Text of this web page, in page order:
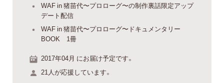
WAF in 猪苗代〜プロローグ〜の制作裏話限定アップ
デート配信
WAF in 猪苗代〜プロローグ〜ドキュメンタリー
BOOK 1冊
2017年04月 にお届け予定です。
21人が応援しています。